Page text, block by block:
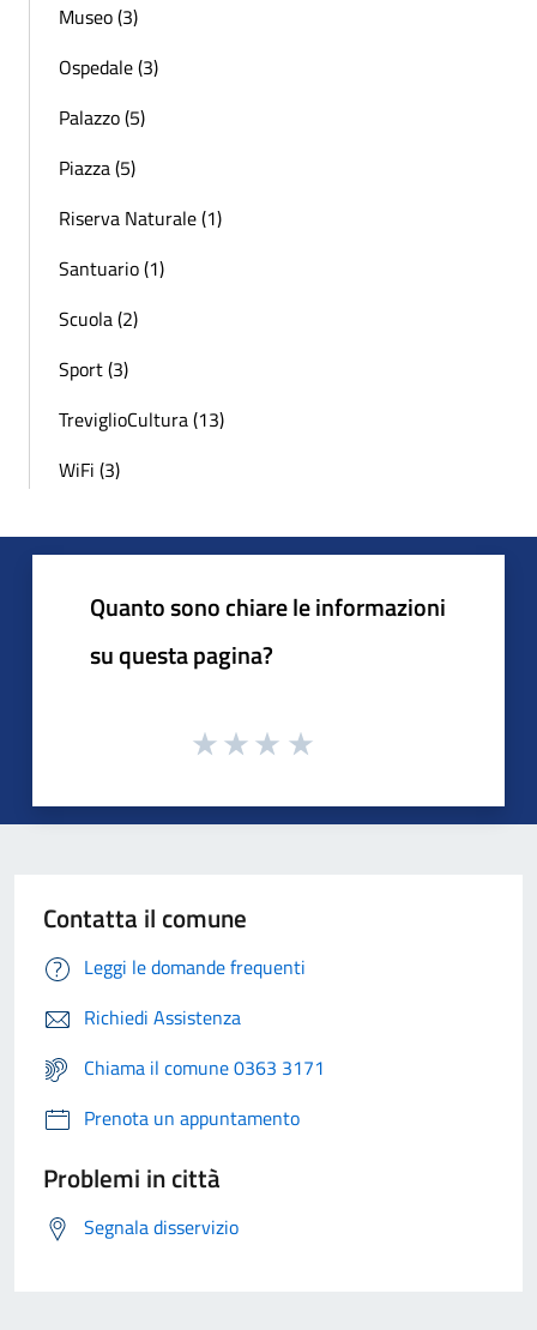
Museo (3)
Ospedale (3)
Palazzo (5)
Piazza (5)
Riserva Naturale (1)
Santuario (1)
Scuola (2)
Sport (3)
TreviglioCultura (13)
WiFi (3)
Quanto sono chiare le informazioni
su questa pagina?
Contatta il comune
Leggi le domande frequenti
Richiedi Assistenza
Chiama il comune 0363 3171
Prenota un appuntamento
Problemi in città
Segnala disservizio